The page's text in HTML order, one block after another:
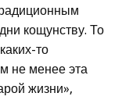
кощунству. То
то
не менее эта
жизни»,